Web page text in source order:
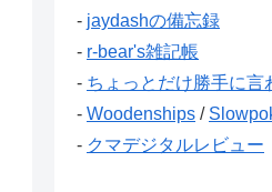
- jaydashの備忘録
- r-bear's雑記帳
- ちょっとだけ勝手に言
- Woodenships /
- クマデジタルレビュー